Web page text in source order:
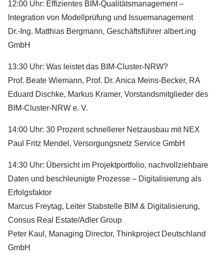
12:00 Uhr: Effizientes BIM-Qualitätsmanagement –
Integration von Modellprüfung und Issuemanagement
Dr.-Ing. Matthias Bergmann, Geschäftsführer albert.ing
GmbH
13:30 Uhr: Was leistet das BIM-Cluster-NRW?
Prof. Beate Wiemann, Prof. Dr. Anica Meins-Becker, RA
Eduard Dischke, Markus Kramer, Vorstandsmitglieder des
BIM-Cluster-NRW e. V.
14:00 Uhr: 30 Prozent schnellerer Netzausbau mit NEX
Paul Fritz Mendel, Versorgungsnetz Service GmbH
14:30 Uhr: Übersicht im Projektportfolio, nachvollziehbare
Daten und beschleunigte Prozesse – Digitalisierung als
Erfolgsfaktor
Marcus Freytag, Leiter Stabstelle BIM & Digitalisierung,
Consus Real Estate/Adler Group
Peter Kaul, Managing Director, Thinkproject Deutschland
GmbH